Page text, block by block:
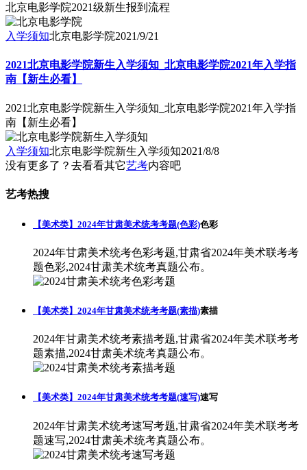
北京电影学院2021级新生报到流程
入学须知北京电影学院2021/9/21
2021北京电影学院新生入学须知_北京电影学院2021年入学指
南【新生必看】
2021北京电影学院新生入学须知_北京电影学院2021年入学指
南【新生必看】
入学须知北京电影学院新生入学须知2021/8/8
没有更多了？去看看其它艺考内容吧
艺考热搜
【美术类】2024年甘肃美术统考考题(色彩)色彩
2024年甘肃美术统考色彩考题,甘肃省2024年美术联考考
题色彩,2024甘肃美术统考真题公布。
【美术类】2024年甘肃美术统考考题(素描)素描
2024年甘肃美术统考素描考题,甘肃省2024年美术联考考
题素描,2024甘肃美术统考真题公布。
【美术类】2024年甘肃美术统考考题(速写)速写
2024年甘肃美术统考速写考题,甘肃省2024年美术联考考
题速写,2024甘肃美术统考真题公布。